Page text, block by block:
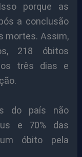
porque as
a conclusão
mortes. Assim,
218 óbitos
três dias e
do país não
e 70% das
óbito pela